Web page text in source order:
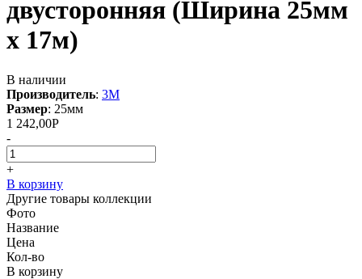
двусторонняя (Ширина 25мм
х 17м)
В наличии
Производитель: 3M
Размер: 25мм
1 242,00Р
-
+
В корзину
Другие товары коллекции
Фото
Название
Цена
Кол-во
В корзину